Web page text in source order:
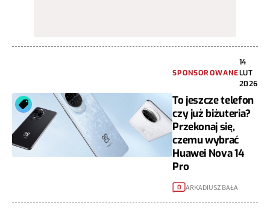
SPONSOROWANE
14
LUT
2026
To jeszcze telefon
czy już biżuteria?
Przekonaj się,
czemu wybrać
Huawei Nova 14
Pro
0 ARKADIUSZ BAŁA